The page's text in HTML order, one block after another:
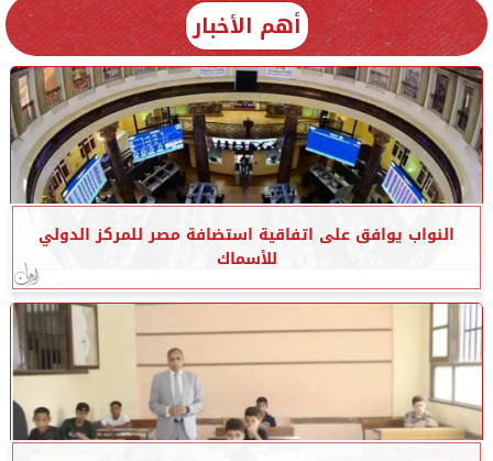
أهم الأخبار
النواب يوافق على اتفاقية استضافة مصر للمركز الدولي
للأسماك